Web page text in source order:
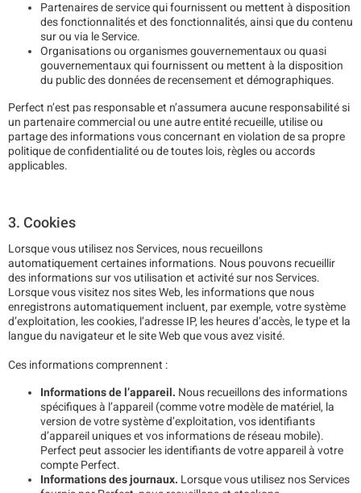
Partenaires de service qui fournissent ou mettent à disposition
des fonctionnalités et des fonctionnalités, ainsi que du contenu
sur ou via le Service.
Organisations ou organismes gouvernementaux ou quasi
gouvernementaux qui fournissent ou mettent à la disposition
du public des données de recensement et démographiques.
Perfect n’est pas responsable et n’assumera aucune responsabilité si
un partenaire commercial ou une autre entité recueille, utilise ou
partage des informations vous concernant en violation de sa propre
politique de confidentialité ou de toutes lois, règles ou accords
applicables.
3. Cookies
Lorsque vous utilisez nos Services, nous recueillons
automatiquement certaines informations. Nous pouvons recueillir
des informations sur vos utilisation et activité sur nos Services.
Lorsque vous visitez nos sites Web, les informations que nous
enregistrons automatiquement incluent, par exemple, votre système
d’exploitation, les cookies, l’adresse IP, les heures d’accès, le type et la
langue du navigateur et le site Web que vous avez visité.
Ces informations comprennent :
Informations de l’appareil. Nous recueillons des informations
spécifiques à l’appareil (comme votre modèle de matériel, la
version de votre système d’exploitation, vos identifiants
d’appareil uniques et vos informations de réseau mobile).
Perfect peut associer les identifiants de votre appareil à votre
compte Perfect.
Informations des journaux. Lorsque vous utilisez nos Services